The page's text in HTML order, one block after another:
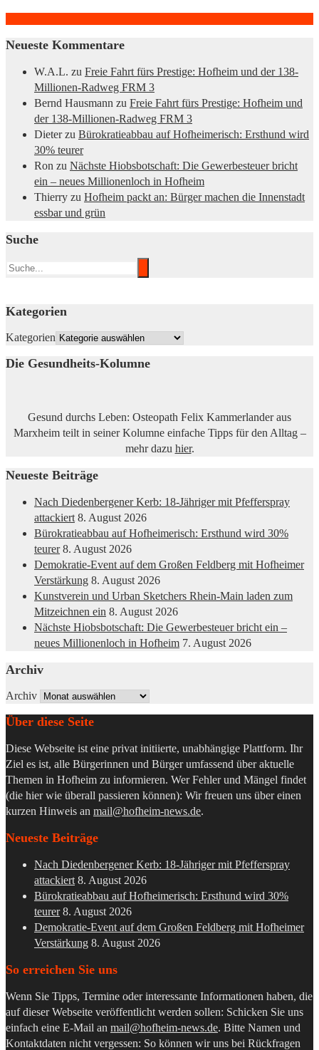
Neueste Kommentare
W.A.L. zu Freie Fahrt fürs Prestige: Hofheim und der 138-
Millionen-Radweg FRM 3
Bernd Hausmann zu Freie Fahrt fürs Prestige: Hofheim und
der 138-Millionen-Radweg FRM 3
Dieterzu Bürokratieabbau auf Hofheimerisch: Ersthund wird
30% teurer
Ron zu Nächste Hiobsbotschaft: Die Gewerbesteuer bricht
ein – neues Millionenloch in Hofheim
Thierry zu Hofheim packt an: Bürger machen die Innenstadt
essbar und grün
Suche
Kategorien
Kategorien
Die Gesundheits-Kolumne
Gesund durchs Leben: Osteopath Felix Kammerlander aus
Marxheim teilt in seiner Kolumne einfache Tipps für den Alltag –
mehr dazu hier.
Neueste Beiträge
Nach Diedenbergener Kerb: 18-Jähriger mit Pfefferspray
attackiert 8. August 2026
Bürokratieabbau auf Hofheimerisch: Ersthund wird 30%
teurer 8. August 2026
Demokratie-Event auf dem Großen Feldberg mit Hofheimer
Verstärkung 8. August 2026
Kunstverein und Urban Sketchers Rhein-Main laden zum
Mitzeichnen ein 8. August 2026
Nächste Hiobsbotschaft: Die Gewerbesteuer bricht ein –
neues Millionenloch in Hofheim 7. August 2026
Archiv
Archiv
Über diese Seite
Diese Webseite ist eine privat initiierte, unabhängige Plattform. Ihr
Ziel es ist, alle Bürgerinnen und Bürger umfassend über aktuelle
Themen in Hofheim zu informieren. Wer Fehler und Mängel findet
(die hier wie überall passieren können): Wir freuen uns über einen
kurzen Hinweis an mail@hofheim-news.de.
Neueste Beiträge
Nach Diedenbergener Kerb: 18-Jähriger mit Pfefferspray
attackiert 8. August 2026
Bürokratieabbau auf Hofheimerisch: Ersthund wird 30%
teurer 8. August 2026
Demokratie-Event auf dem Großen Feldberg mit Hofheimer
Verstärkung 8. August 2026
So erreichen Sie uns
Wenn Sie Tipps, Termine oder interessante Informationen haben, die
auf dieser Webseite veröffentlicht werden sollen: Schicken Sie uns
einfach eine E-Mail an mail@hofheim-news.de. Bitte Namen und
Kontaktdaten nicht vergessen: So können wir uns bei Rückfragen